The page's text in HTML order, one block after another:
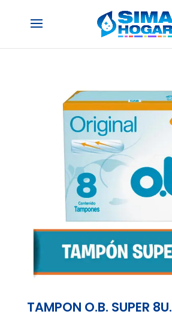
TAMPON O.B. SUPER 8U.